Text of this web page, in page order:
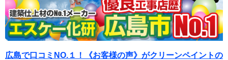
広島で口コミNO.１！《お客様の声》がクリーンペイントの